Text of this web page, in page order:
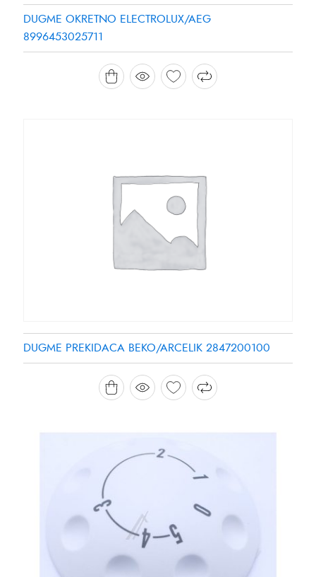
DUGME OKRETNO ELECTROLUX/AEG
8996453025711
DUGME PREKIDACA BEKO/ARCELIK 2847200100